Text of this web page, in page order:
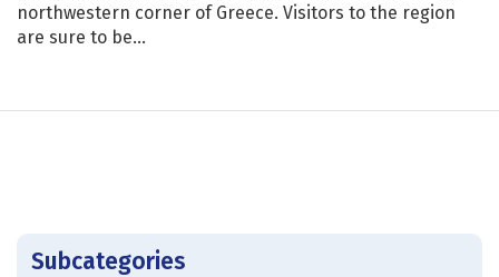
northwestern corner of Greece. Visitors to the region
are sure to be…
Subcategories